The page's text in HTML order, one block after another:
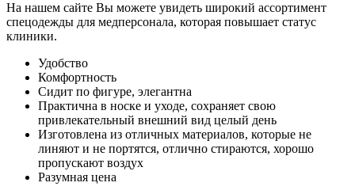
На нашем сайте Вы можете увидеть широкий ассортимент
спецодежды для медперсонала, которая повышает статус
клиники.
Удобство
Комфортность
Сидит по фигуре, элегантна
Практична в носке и уходе, сохраняет свою
привлекательный внешний вид целый день
Изготовлена из отличных материалов, которые не
линяют и не портятся, отлично стираются, хорошо
пропускают воздух
Разумная цена